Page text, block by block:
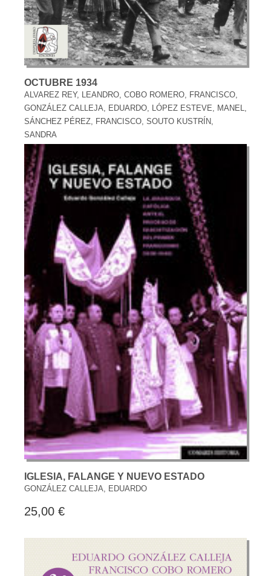
OCTUBRE 1934
ALVAREZ REY, LEANDRO, COBO ROMERO, FRANCISCO,
GONZÁLEZ CALLEJA, EDUARDO, LÓPEZ ESTEVE, MANEL,
SÁNCHEZ PÉREZ, FRANCISCO, SOUTO KUSTRÍN,
SANDRA
28,95 €
IGLESIA, FALANGE Y NUEVO ESTADO
GONZÁLEZ CALLEJA, EDUARDO
25,00 €